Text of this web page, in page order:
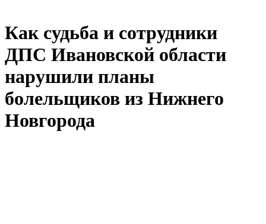
Как судьба и сотрудники
ДПС Ивановской области
нарушили планы
болельщиков из Нижнего
Новгорода